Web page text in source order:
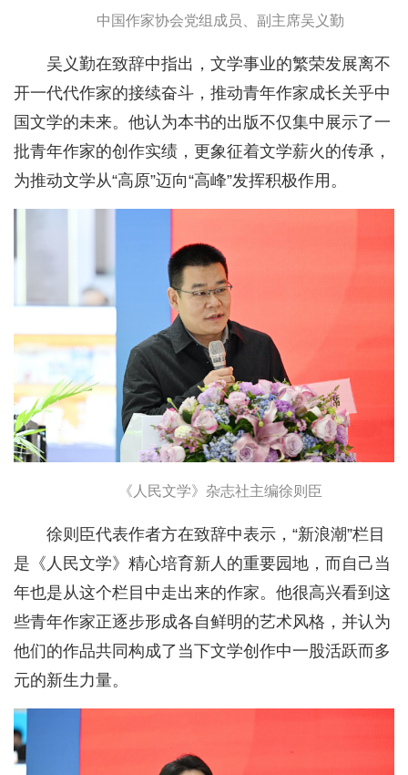
中国作家协会党组成员、副主席吴义勤
吴义勤在致辞中指出，文学事业的繁荣发展离不
开一代代作家的接续奋斗，推动青年作家成长关乎中
国文学的未来。他认为本书的出版不仅集中展示了一
批青年作家的创作实绩，更象征着文学薪火的传承，
为推动文学从“高原”迈向“高峰”发挥积极作用。
《人民文学》杂志社主编徐则臣
徐则臣代表作者方在致辞中表示，“新浪潮”栏目
是《人民文学》精心培育新人的重要园地，而自己当
年也是从这个栏目中走出来的作家。他很高兴看到这
些青年作家正逐步形成各自鲜明的艺术风格，并认为
他们的作品共同构成了当下文学创作中一股活跃而多
元的新生力量。